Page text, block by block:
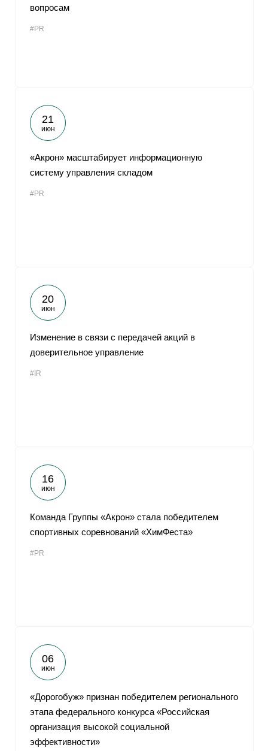
вопросам
#PR
21
июн
«Акрон» масштабирует информационную
систему управления складом
#PR
20
июн
Изменение в связи с передачей акций в
доверительное управление
#IR
16
июн
Команда Группы «Акрон» стала победителем
спортивных соревнований «ХимФеста»
#PR
06
июн
«Дорогобуж» признан победителем регионального
этапа федерального конкурса «Российская
организация высокой социальной
эффективности»